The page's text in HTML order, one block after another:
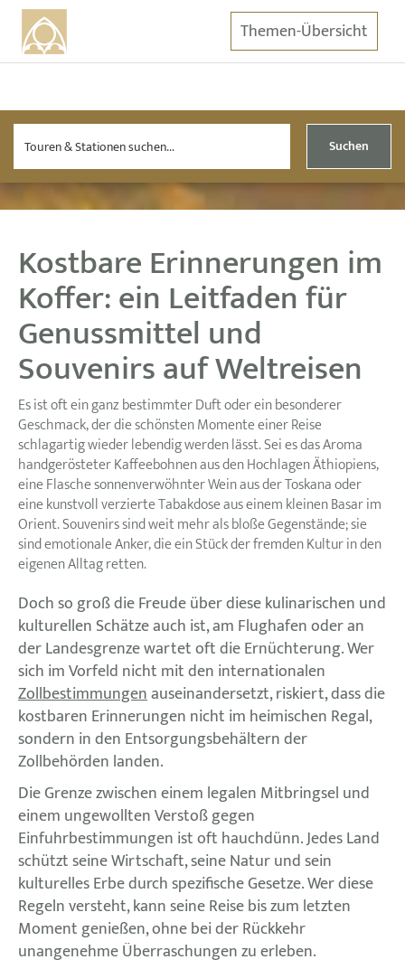
Themen-Übersicht
Suchen
Kostbare Erinnerungen im
Koffer: ein Leitfaden für
Genussmittel und
Souvenirs auf Weltreisen
Es ist oft ein ganz bestimmter Duft oder ein besonderer
Geschmack, der die schönsten Momente einer Reise
schlagartig wieder lebendig werden lässt. Sei es das Aroma
handgerösteter Kaffeebohnen aus den Hochlagen Äthiopiens,
eine Flasche sonnenverwöhnter Wein aus der Toskana oder
eine kunstvoll verzierte Tabakdose aus einem kleinen Basar im
Orient. Souvenirs sind weit mehr als bloße Gegenstände; sie
sind emotionale Anker, die ein Stück der fremden Kultur in den
eigenen Alltag retten.
Doch so groß die Freude über diese kulinarischen und
kulturellen Schätze auch ist, am Flughafen oder an
der Landesgrenze wartet oft die Ernüchterung. Wer
sich im Vorfeld nicht mit den internationalen
Zollbestimmungenauseinandersetzt, riskiert, dass die
kostbaren Erinnerungen nicht im heimischen Regal,
sondern in den Entsorgungsbehältern der
Zollbehörden landen.
Die Grenze zwischen einem legalen Mitbringsel und
einem ungewollten Verstoß gegen
Einfuhrbestimmungen ist oft hauchdünn. Jedes Land
schützt seine Wirtschaft, seine Natur und sein
kulturelles Erbe durch spezifische Gesetze. Wer diese
Regeln versteht, kann seine Reise bis zum letzten
Moment genießen, ohne bei der Rückkehr
unangenehme Überraschungen zu erleben.